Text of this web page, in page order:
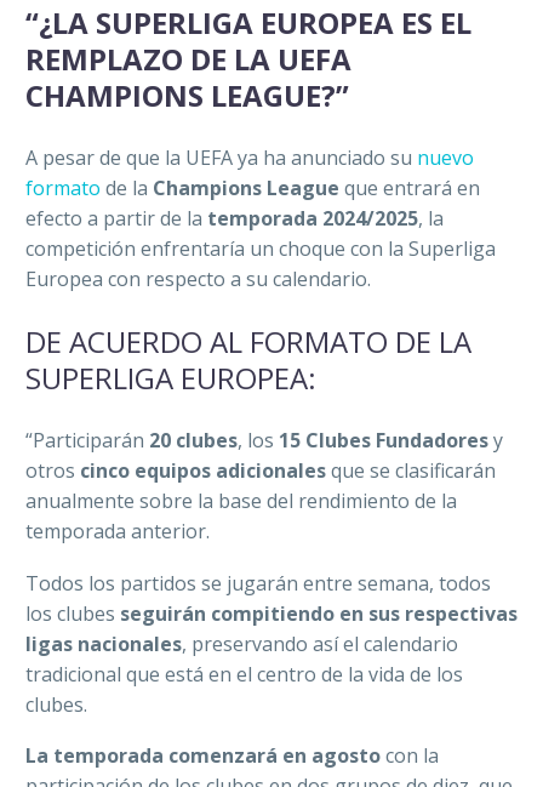
“¿LA SUPERLIGA EUROPEA ES EL
REMPLAZO DE LA UEFA
CHAMPIONS LEAGUE?”
A pesar de que la UEFA ya ha anunciado su nuevo
formato de la Champions League que entrará en
efecto a partir de la temporada 2024/2025, la
competición enfrentaría un choque con la Superliga
Europea con respecto a su calendario.
DE ACUERDO AL FORMATO DE LA
SUPERLIGA EUROPEA:
“Participarán 20 clubes, los 15 Clubes Fundadoresy
otros cinco equipos adicionalesque se clasificarán
anualmente sobre la base del rendimiento de la
temporada anterior.
Todos los partidos se jugarán entre semana, todos
los clubes seguirán compitiendo en sus respectivas
ligas nacionales, preservando así el calendario
tradicional que está en el centro de la vida de los
clubes.
La temporada comenzará en agostocon la